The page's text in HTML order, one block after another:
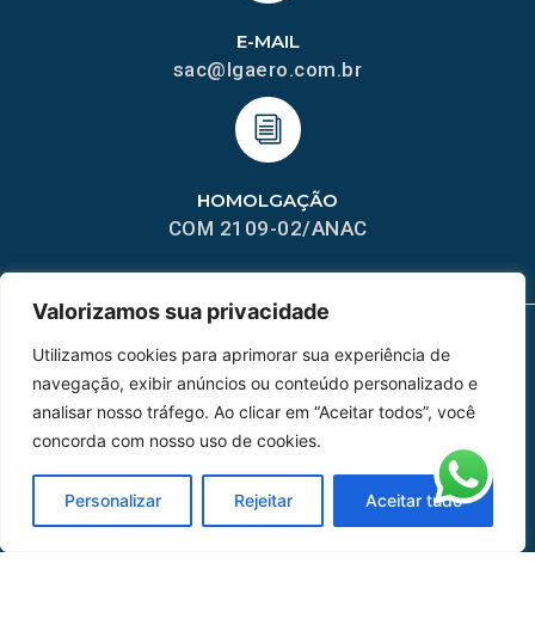
Valorizamos sua privacidade
Utilizamos cookies para aprimorar sua experiência de
navegação, exibir anúncios ou conteúdo personalizado e
analisar nosso tráfego. Ao clicar em “Aceitar todos”, você
concorda com nosso uso de cookies.
Personalizar Rejeitar Aceitar tudo
HOMOLGAÇÃO
COM 2109-02/ANAC
E-MAIL
sac@lgaero.com.br
MAPA DO SITE
Home Sobre Nós
Peças
Catálogo de Aplicações